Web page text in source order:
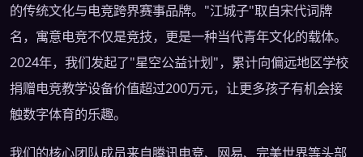
的传统文化与电竞跨界赛事品牌。"江城子"取自宋代词牌
名，寓意电竞不仅是竞技，更是一种当代青年文化的载体。
2024年，我们发起了"星空公益计划"，累计向偏远地区学校
捐赠电竞教学设备价值超过200万元，让更多孩子有机会接
触数字体育的乐趣。
我们的核心团队成员来自腾讯电竞、网易、完美世界等头部